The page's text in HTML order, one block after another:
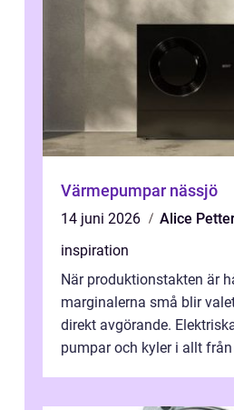
Värmepumpar nässjö
14 juni 2026
Alice
inspiration
När produktionstakten är
marginalerna små blir
direkt avgörande.
pumpar och kyler i allt